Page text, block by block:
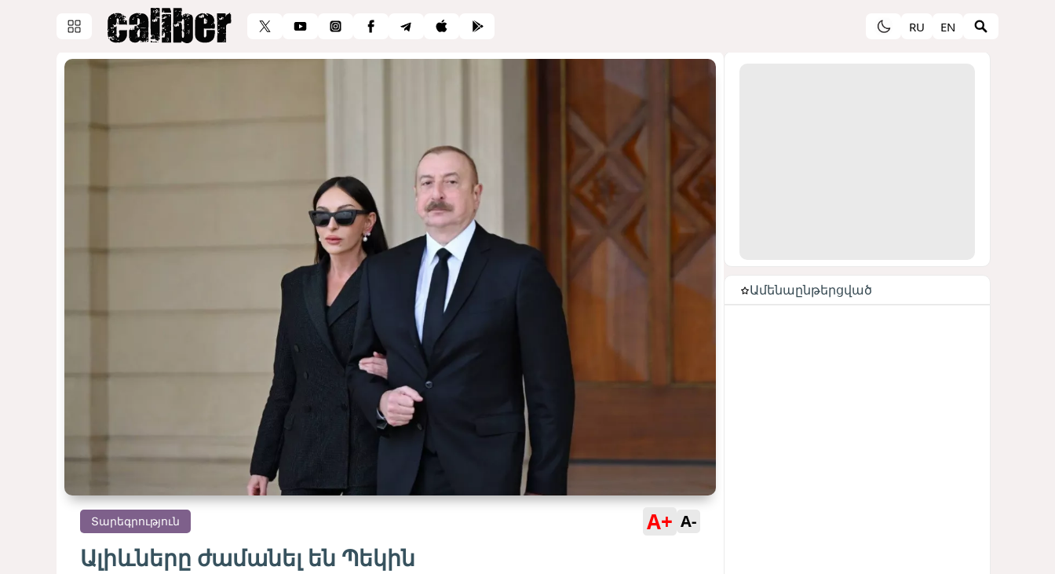
RU EN
Տարեգրություն A+ A-
Ալիևները ժամանել են Պեկին
Ամենաընթերցված